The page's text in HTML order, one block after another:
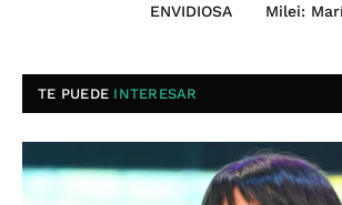
ENVIDIOSA
Milei:
TE PUEDE INTERESAR